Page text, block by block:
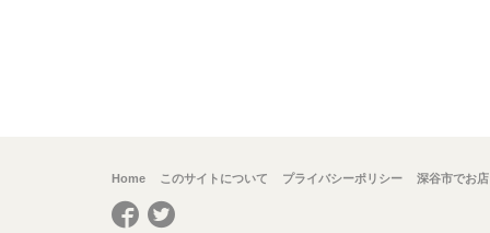
Home このサイトについて プライバシーポリシー 深谷市でお
Facebook
Twitter